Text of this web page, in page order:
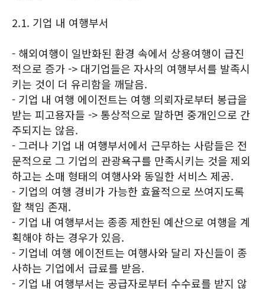
2.1. 기업 내 여행부서
- 해외여행이 일반화된 환경 속에서 상용여행이 급진
적으로 증가 -> 대기업들은 자사의 여행부서를 발족시
키는 것이 더 유리함을 깨달음.
- 기업 내 여행 에이전트는 여행 의뢰자로부터 봉급을
받는 피고용자들 -> 통상적으로 말하면 중개인으로 간
주되지는 않음.
- 그러나 기업 내 여행부서에서 근무하는 사람들은 전
문적으로 그 기업의 관광욕구를 만족시키는 것을 제외
하고는 소매 형태의 여행사와 동일한 서비스 제공.
- 기업의 여행 경비가 가능한 효율적으로 쓰여지도록
할 책임 존재.
- 기업 내 여행부서는 종종 제한된 예산으로 여행을 계
획해야 하는 경우가 있음.
- 기업네 여행 에이전트는 여행사와 달리 자신들이 종
사하는 기업에서 급료를 받음.
- 기업 내 여행부서는 공급자로부터 수수료를 받지 않